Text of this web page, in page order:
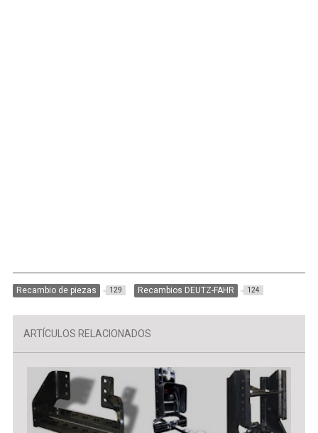
Recambio de piezas 129 Recambios DEUTZ-FAHR 124
ARTÍCULOS RELACIONADOS